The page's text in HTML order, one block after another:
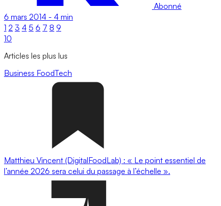
Abonné
6 mars 2014 - 4 min
1 2 3 4 5 6 7 8 9
10
Articles les plus lus
Business FoodTech
Matthieu Vincent (DigitalFoodLab) : « Le point essentiel de
l’année 2026 sera celui du passage à l’échelle ».